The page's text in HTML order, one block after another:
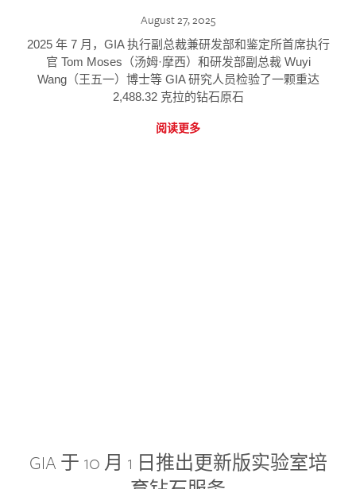
August 27, 2025
2025 年 7 月，GIA 执行副总裁兼研发部和鉴定所首席执行
官 Tom Moses（汤姆·摩西）和研发部副总裁 Wuyi
Wang（王五一）博士等 GIA 研究人员检验了一颗重达
2,488.32 克拉的钻石原石
阅读更多
GIA 于 10 月 1 日推出更新版实验室培